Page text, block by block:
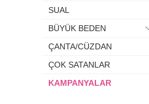
SUAL
BÜYÜK BEDEN
ÇANTA/CÜZDAN
ÇOK SATANLAR
KAMPANYALAR